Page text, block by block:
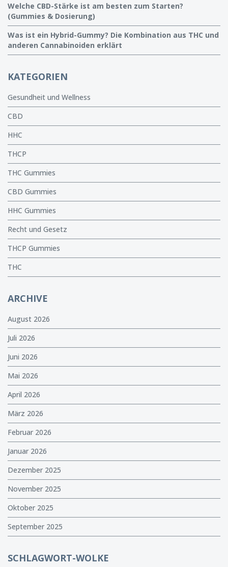
Welche CBD-Stärke ist am besten zum Starten?
(Gummies & Dosierung)
Was ist ein Hybrid-Gummy? Die Kombination aus THC und
anderen Cannabinoiden erklärt
KATEGORIEN
Gesundheit und Wellness
CBD
HHC
THCP
THC Gummies
CBD Gummies
HHC Gummies
Recht und Gesetz
THCP Gummies
THC
ARCHIVE
August 2026
Juli 2026
Juni 2026
Mai 2026
April 2026
März 2026
Februar 2026
Januar 2026
Dezember 2025
November 2025
Oktober 2025
September 2025
SCHLAGWORT-WOLKE